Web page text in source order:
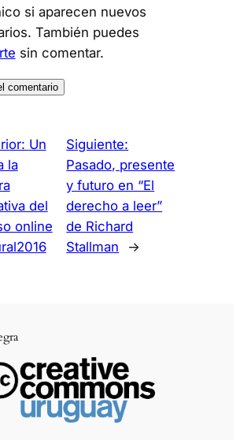
si aparecen nuevos
También puedes
sin comentar.
Un
la
del
online
Siguiente:
Pasado, presente
y futuro en “El
derecho a leer”
de Richard
Stallman
→